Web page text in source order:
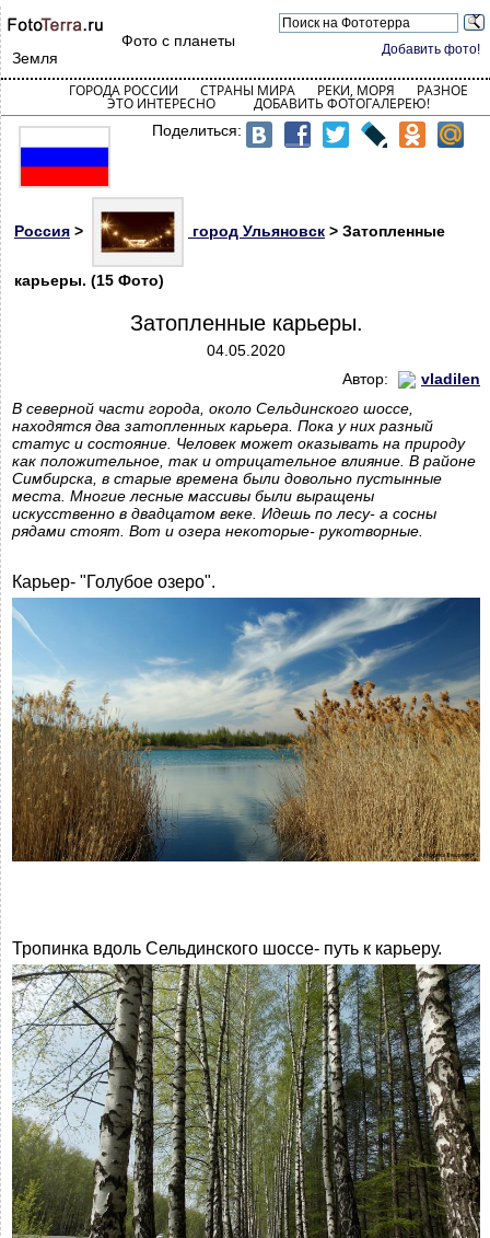
Добавить фото!
Фото с планеты
Земля
ГОРОДА РОССИИ СТРАНЫ МИРА РЕКИ, МОРЯ РАЗНОЕ
ЭТО ИНТЕРЕСНО ДОБАВИТЬ ФОТОГАЛЕРЕЮ!
Поделиться:
Россия > город Ульяновск > Затопленные
карьеры. (15 Фото)
Затопленные карьеры.
04.05.2020
Автор:
vladilen
В северной части города, около Сельдинского шоссе,
находятся два затопленных карьера. Пока у них разный
статус и состояние. Человек может оказывать на природу
как положительное, так и отрицательное влияние. В районе
Симбирска, в старые времена были довольно пустынные
места. Многие лесные массивы были выращены
искусственно в двадцатом веке. Идешь по лесу- а сосны
рядами стоят. Вот и озера некоторые- рукотворные.
Карьер- "Голубое озеро".
Тропинка вдоль Сельдинского шоссе- путь к карьеру.